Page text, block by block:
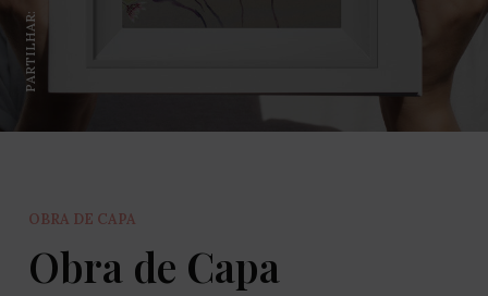
PARTILHAR:
OBRA DE CAPA
Obra de Capa